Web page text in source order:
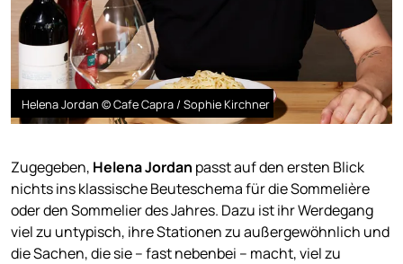
Helena Jordan © Cafe Capra / Sophie Kirchner
Zugegeben, Helena Jordan passt auf den ersten Blick
nichts ins klassische Beuteschema für die Sommelière
oder den Sommelier des Jahres. Dazu ist ihr Werdegang
viel zu untypisch, ihre Stationen zu außergewöhnlich und
die Sachen, die sie – fast nebenbei – macht, viel zu